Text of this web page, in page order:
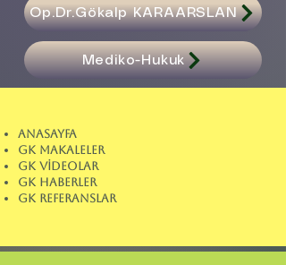
Op.Dr.Gökalp KARAARSLAN
Mediko-Hukuk
ANASAYFA
GK MAKALELER
GK VİDEOLAR
GK HABERLER
GK REFERANSLAR